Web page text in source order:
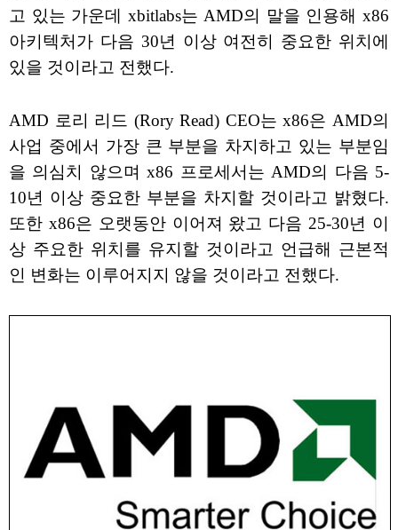
고 있는 가운데 xbitlabs는 AMD의 말을 인용해 x86
아키텍처가 다음 30년 이상 여전히 중요한 위치에
있을 것이라고 전했다.
AMD 로리 리드 (Rory Read) CEO는 x86은 AMD의
사업 중에서 가장 큰 부분을 차지하고 있는 부분임
을 의심치 않으며 x86 프로세서는 AMD의 다음 5-
10년 이상 중요한 부분을 차지할 것이라고 밝혔다.
또한 x86은 오랫동안 이어져 왔고 다음 25-30년 이
상 주요한 위치를 유지할 것이라고 언급해 근본적
인 변화는 이루어지지 않을 것이라고 전했다.